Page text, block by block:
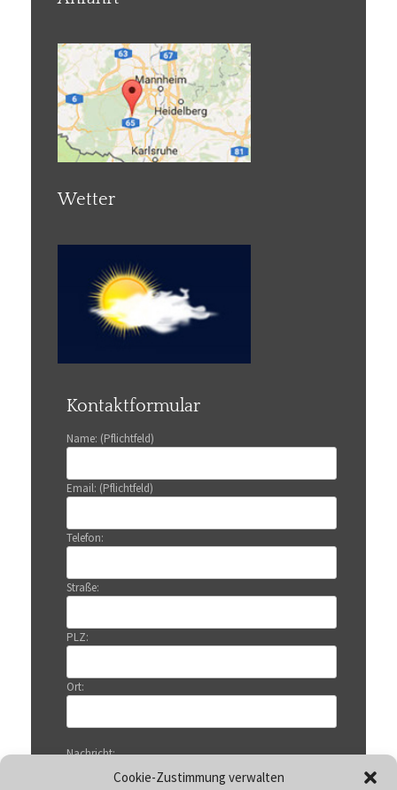
Cookie-Zustimmung verwalten
Wetter
Kontaktformular
Name: (Pflichtfeld)
Email: (Pflichtfeld)
Telefon:
Straße:
PLZ:
Ort:
Nachricht: